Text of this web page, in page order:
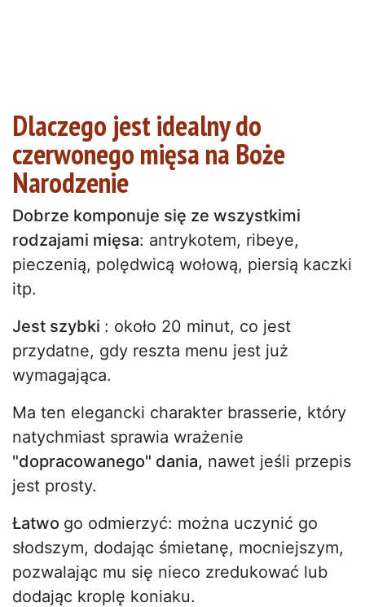
Dlaczego jest idealny do
czerwonego mięsa na Boże
Narodzenie
Dobrze komponuje się ze wszystkimi
rodzajami mięsa: antrykotem, ribeye,
pieczenią, polędwicą wołową, piersią kaczki
itp.
Jest szybki : około 20 minut, co jest
przydatne, gdy reszta menu jest już
wymagająca.
Ma ten elegancki charakter brasserie, który
natychmiast sprawia wrażenie
"dopracowanego" dania, nawet jeśli przepis
jest prosty.
Łatwo go odmierzyć: można uczynić go
słodszym, dodając śmietanę, mocniejszym,
pozwalając mu się nieco zredukować lub
dodając kroplę koniaku.